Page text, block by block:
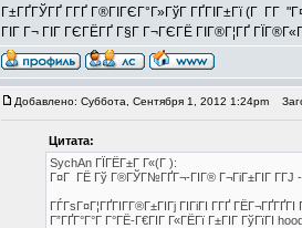
Г±ГҐГЎГҐ Г­ГҐ Г®ГІГЄГ°Г»ГўГ ГҐГІГ±Гї (Г Г­Г
ГІГ Г¬ ГІГ ГЄГЁГҐ Г§Г Г¬ГЄГЁ ГІГ®Г¦ГҐ
Добавлено: Суббота, Сентября 1, 2012 1:24pm
Цитата:
SychAn ГЇГЁГ±Г Г«(Г ):
Г¤Г ГЁ Гў Г®ГЎГ№ГҐГ¬-ГІГ® Г¬ГіГ±ГІГ Г­ГЈ
ГЃГѕГ¤Г¦ГҐГІГ­Г®Г±ГІГј ГІГіГІ Г­ГҐ
Г”ГҐГ°Г°Г Г°ГЁ-Г€ГІГ Г«ГЁГї Г±ГІГ ГўГїГІ